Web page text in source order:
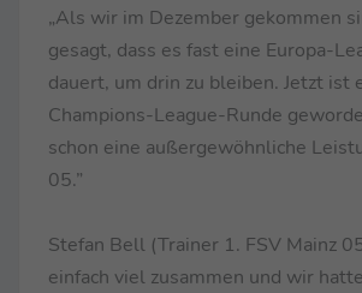
„Als wir im Dezember gekommen
gesagt, dass es fast eine Europa-
dauert, um drin zu bleiben. Jetzt ist
Champions-League-Runde
schon eine außergewöhnliche
05.”
Stefan Bell (Trainer 1. FSV Mainz
einfach viel zusammen und wir